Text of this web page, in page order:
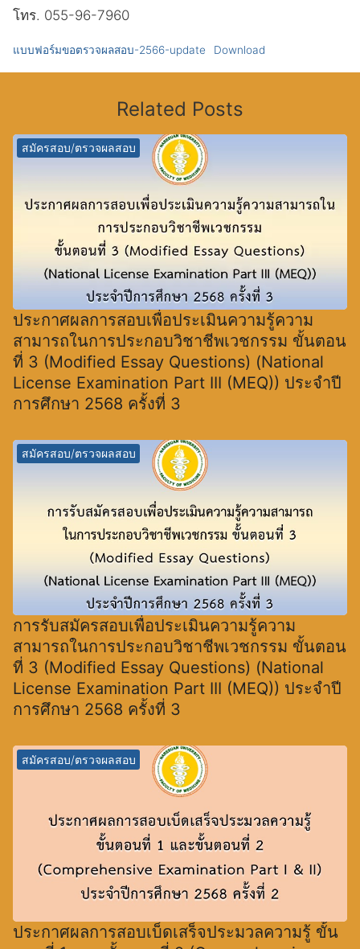
โทร. 055-96-7960
แบบฟอร์มขอตรวจผลสอบ-2566-update Download
Related Posts
สมัครสอบ/ตรวจผลสอบ
ประกาศผลการสอบเพื่อประเมินความรู้ความ
สามารถในการประกอบวิชาชีพเวชกรรม ขั้นตอน
ที่ 3 (Modified Essay Questions) (National
License Examination Part III (MEQ)) ประจำปี
การศึกษา 2568 ครั้งที่ 3
สมัครสอบ/ตรวจผลสอบ
การรับสมัครสอบเพื่อประเมินความรู้ความ
สามารถในการประกอบวิชาชีพเวชกรรม ขั้นตอน
ที่ 3 (Modified Essay Questions) (National
License Examination Part III (MEQ)) ประจำปี
การศึกษา 2568 ครั้งที่ 3
สมัครสอบ/ตรวจผลสอบ
ประกาศผลการสอบเบ็ดเสร็จประมวลความรู้ ขั้น